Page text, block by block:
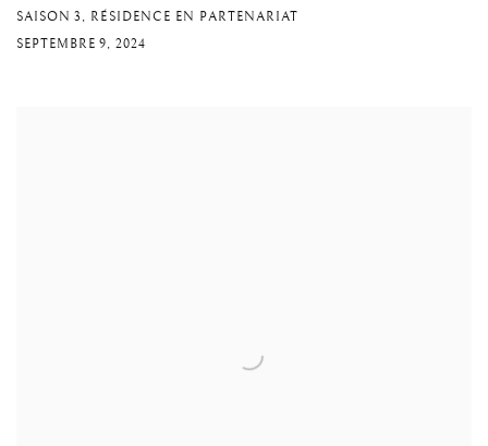
SAISON 3, RÉSIDENCE EN PARTENARIAT
SEPTEMBRE 9, 2024